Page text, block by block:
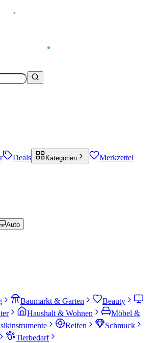
Deals Kategorien Merkzettel
Auto
Baumarkt & Garten
Beauty
Haushalt & Wohnen
Möbel &
Reifen
Schmuck
Tierbedarf